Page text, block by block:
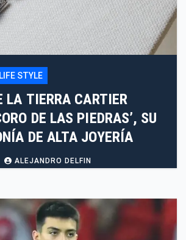
STYLE
LA TIERRA CARTIER
DE LAS PIEDRAS’, SU
DE ALTA JOYERÍA
ALEJANDRO DELFIN